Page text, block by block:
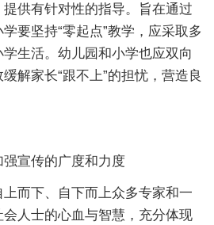
供有针对性的指导。旨在通过
要坚持“零起点”教学，应采取多
生活。幼儿园和小学也应双向
解家长“跟不上”的担忧，营造良
宣传的广度和力度
而下、自下而上众多专家和一
人士的心血与智慧，充分体现